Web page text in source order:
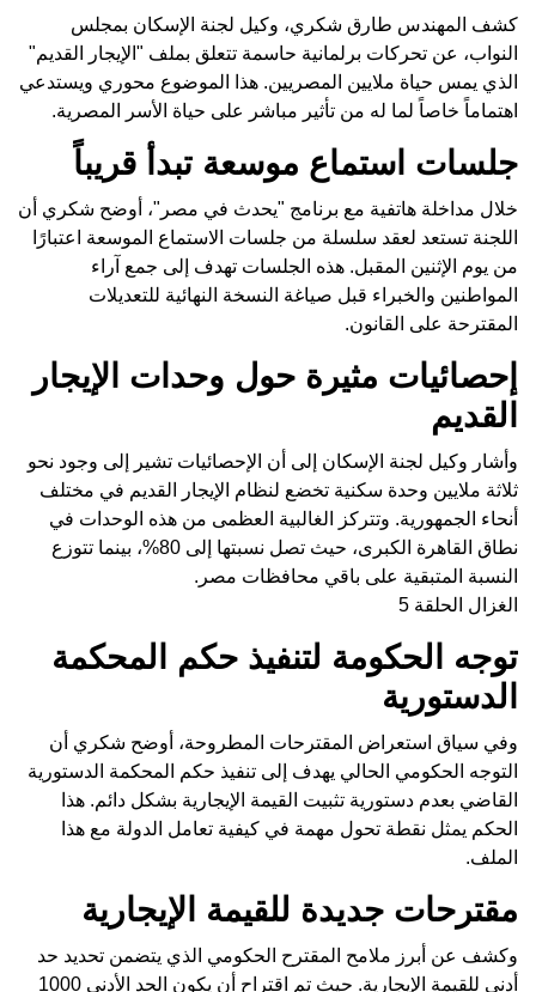
كشف المهندس طارق شكري، وكيل لجنة الإسكان بمجلس
النواب، عن تحركات برلمانية حاسمة تتعلق بملف "الإيجار القديم"
الذي يمس حياة ملايين المصريين. هذا الموضوع محوري ويستدعي
اهتماماً خاصاً لما له من تأثير مباشر على حياة الأسر المصرية.
جلسات استماع موسعة تبدأ قريباً
خلال مداخلة هاتفية مع برنامج "يحدث في مصر"، أوضح شكري أن
اللجنة تستعد لعقد سلسلة من جلسات الاستماع الموسعة اعتبارًا
من يوم الإثنين المقبل. هذه الجلسات تهدف إلى جمع آراء
المواطنين والخبراء قبل صياغة النسخة النهائية للتعديلات
المقترحة على القانون.
إحصائيات مثيرة حول وحدات الإيجار
القديم
وأشار وكيل لجنة الإسكان إلى أن الإحصائيات تشير إلى وجود نحو
ثلاثة ملايين وحدة سكنية تخضع لنظام الإيجار القديم في مختلف
أنحاء الجمهورية. وتتركز الغالبية العظمى من هذه الوحدات في
نطاق القاهرة الكبرى، حيث تصل نسبتها إلى 80%، بينما تتوزع
النسبة المتبقية على باقي محافظات مصر.
الغزال الحلقة 5
توجه الحكومة لتنفيذ حكم المحكمة
الدستورية
وفي سياق استعراض المقترحات المطروحة، أوضح شكري أن
التوجه الحكومي الحالي يهدف إلى تنفيذ حكم المحكمة الدستورية
القاضي بعدم دستورية تثبيت القيمة الإيجارية بشكل دائم. هذا
الحكم يمثل نقطة تحول مهمة في كيفية تعامل الدولة مع هذا
الملف.
مقترحات جديدة للقيمة الإيجارية
وكشف عن أبرز ملامح المقترح الحكومي الذي يتضمن تحديد حد
أدنى للقيمة الإيجارية. حيث تم اقتراح أن يكون الحد الأدنى 1000